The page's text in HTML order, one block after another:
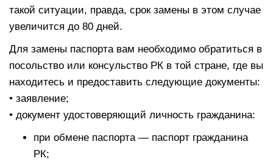
такой ситуации, правда, срок замены в этом случае
увеличится до 80 дней.
Для замены паспорта вам необходимо обратиться в
посольство или консульство РК в той стране, где вы
находитесь и предоставить следующие документы:
• заявление;
• документ удостоверяющий личность гражданина:
при обмене паспорта — паспорт гражданина
РК;